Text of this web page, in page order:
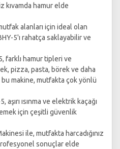
hamur elde
alanları için ideal olan
5'ı rahatça saklayabilir ve
farklı hamur tipleri ve
pizza, pasta, börek ve daha
makine, mutfakta çok yönlü
ısınma ve elektrik kaçağı
için çeşitli güvenlik
ile, mutfakta harcadığınız
sonuçlar elde